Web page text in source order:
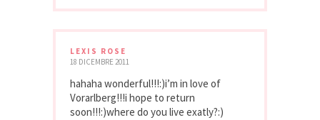
LEXIS ROSE
18 DICEMBRE 2011
hahaha wonderful!!!:)i’m in love of
Vorarlberg!!!i hope to return
soon!!!:)where do you live exatly?:)